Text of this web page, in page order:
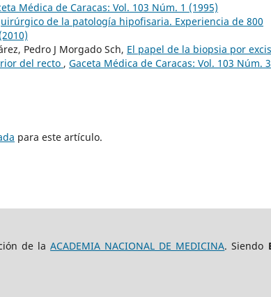
Médica de Caracas: Vol. 103 Núm. 1 (1995)
de la patología hipofisaria. Experiencia de 800
Pedro J Morgado Sch, El papel de la biopsia por
del recto , Gaceta Médica de Caracas: Vol. 103 Núm. 3
para este artículo.
de laACADEMIA NACIONAL DE MEDICINA. Siendo